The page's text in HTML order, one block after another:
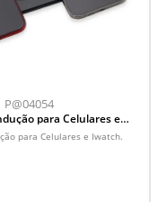
P@04054
para Celulares e
Iwatch
para Celulares e Iwatch.